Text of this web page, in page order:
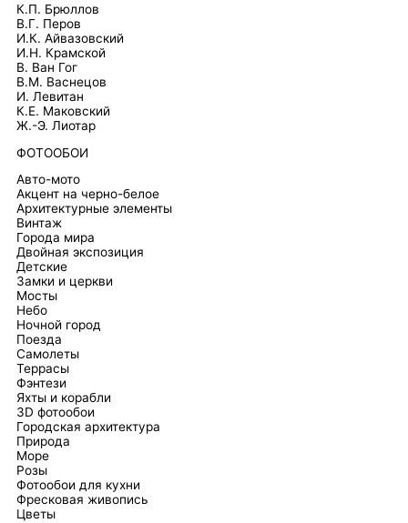
К.П. Брюллов
В.Г. Перов
И.К. Айвазовский
И.Н. Крамской
В. Ван Гог
В.М. Васнецов
И. Левитан
К.Е. Маковский
Ж.-Э. Лиотар
ФОТООБОИ
Авто-мото
Акцент на черно-белое
Архитектурные элементы
Винтаж
Города мира
Двойная экспозиция
Детские
Замки и церкви
Мосты
Небо
Ночной город
Поезда
Самолеты
Террасы
Фэнтези
Яхты и корабли
3D фотообои
Городская архитектура
Природа
Море
Розы
Фотообои для кухни
Фресковая живопись
Цветы